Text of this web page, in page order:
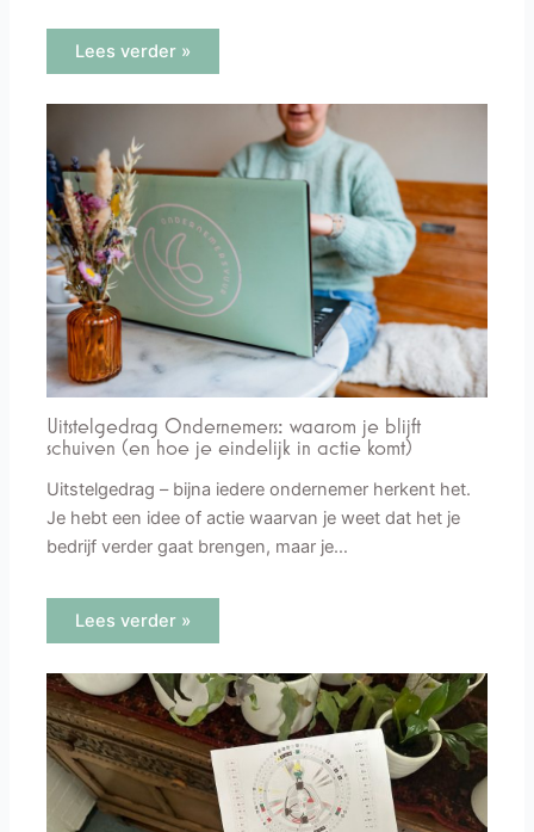
Lees verder »
Uitstelgedrag Ondernemers: waarom je blijft
schuiven (en hoe je eindelijk in actie komt)
Uitstelgedrag – bijna iedere ondernemer herkent het.
Je hebt een idee of actie waarvan je weet dat het je
bedrijf verder gaat brengen, maar je…
Lees verder »